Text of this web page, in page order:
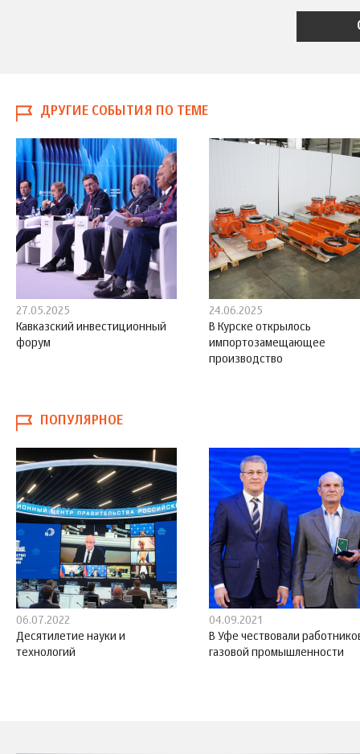
ДРУГИЕ СОБЫТИЯ ПО ТЕМЕ
27.05.2025
Кавказский инвестиционный
форум
24.06.2025
В Курске открылось
импортозамещающее
производство
ПОПУЛЯРНОЕ
06.07.2022
Десятилетие науки и
технологий
04.09.2021
В Уфе чествовали
газовой промышленности